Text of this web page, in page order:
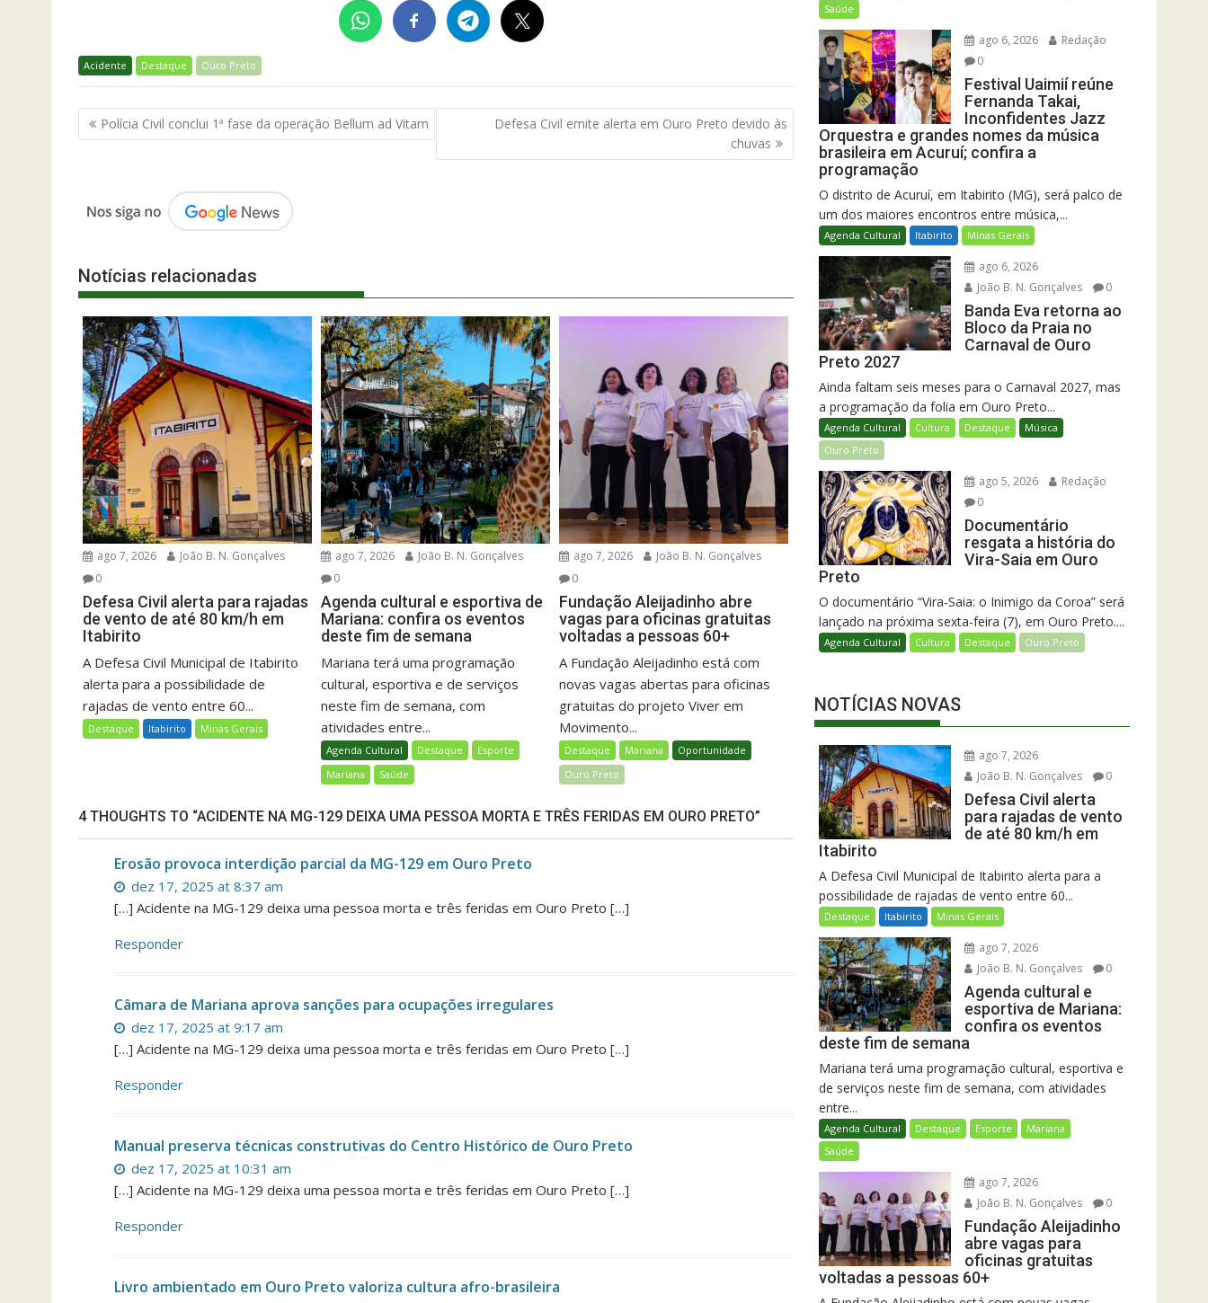
Acidente Destaque Ouro Preto
Navegação
de
Polícia Civil conclui 1ª fase da operação Bellum ad Vitam
Defesa Civil emite alerta em Ouro Preto devido às
chuvas
Notícias relacionadas
ago 7, 2026
João B. N. Gonçalves
0
Defesa Civil alerta para rajadas
de vento de até 80 km/h em
Itabirito
A Defesa Civil Municipal de Itabirito
alerta para a possibilidade de
rajadas de vento entre 60...
Destaque Itabirito Minas Gerais
ago 7, 2026
João B. N. Gonçalves
0
Agenda cultural e esportiva de
Mariana: confira os eventos
deste fim de semana
Mariana terá uma programação
cultural, esportiva e de serviços
neste fim de semana, com
atividades entre...
Agenda Cultural Destaque
Esporte
Mariana
Saúde
ago 7, 2026
João B. N. Gonçalves
0
Fundação Aleijadinho abre
vagas para oficinas gratuitas
voltadas a pessoas 60+
A Fundação Aleijadinho está com
novas vagas abertas para oficinas
gratuitas do projeto Viver em
Movimento...
Destaque Mariana
Oportunidade
Ouro Preto
4 THOUGHTS TO “ACIDENTE NA MG-129 DEIXA UMA PESSOA MORTA E TRÊS FERIDAS EM OURO PRETO”
Erosão provoca interdição parcial da MG-129 em Ouro Preto
dez 17, 2025 at 8:37 am
[…] Acidente na MG-129 deixa uma pessoa morta e três feridas em Ouro Preto […]
Responder
Câmara de Mariana aprova sanções para ocupações irregulares
dez 17, 2025 at 9:17 am
[…] Acidente na MG-129 deixa uma pessoa morta e três feridas em Ouro Preto […]
Responder
Manual preserva técnicas construtivas do Centro Histórico de Ouro Preto
dez 17, 2025 at 10:31 am
[…] Acidente na MG-129 deixa uma pessoa morta e três feridas em Ouro Preto […]
Responder
Livro ambientado em Ouro Preto valoriza cultura afro-brasileira
Saúde
ago 6, 2026
Redação
0
Festival Uaimií reúne
Fernanda Takai,
Inconfidentes Jazz
Orquestra e grandes nomes da música
brasileira em Acuruí; confira a
programação
O distrito de Acuruí, em Itabirito (MG), será palco de
um dos maiores encontros entre música,...
Agenda Cultural Itabirito Minas Gerais
ago 6, 2026
João B. N. Gonçalves
0
Banda Eva retorna ao
Bloco da Praia no
Carnaval de Ouro
Preto 2027
Ainda faltam seis meses para o Carnaval 2027, mas
a programação da folia em Ouro Preto...
Agenda Cultural Cultura Destaque
Música
Ouro Preto
ago 5, 2026
Redação
0
Documentário
resgata a história do
Vira-Saia em Ouro
Preto
O documentário “Vira-Saia: o Inimigo da Coroa” será
lançado na próxima sexta-feira (7), em Ouro Preto....
Agenda Cultural Cultura Destaque Ouro Preto
NOTÍCIAS NOVAS
ago 7, 2026
João B. N. Gonçalves
0
Defesa Civil alerta
para rajadas de vento
de até 80 km/h em
Itabirito
A Defesa Civil Municipal de Itabirito alerta para a
possibilidade de rajadas de vento entre 60...
Destaque Itabirito Minas Gerais
ago 7, 2026
João B. N. Gonçalves
0
Agenda cultural e
esportiva de Mariana:
confira os eventos
deste fim de semana
Mariana terá uma programação cultural, esportiva e
de serviços neste fim de semana, com atividades
entre...
Agenda Cultural Destaque Esporte
Mariana
Saúde
ago 7, 2026
João B. N. Gonçalves
0
Fundação Aleijadinho
abre vagas para
oficinas gratuitas
voltadas a pessoas 60+